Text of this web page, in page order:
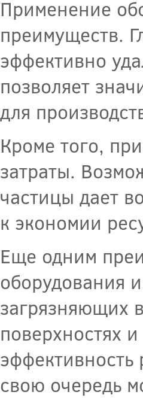
Применение
преимуществ.
эффективно
позволяет
для
Кроме того,
затраты.
частицы дает
к экономии
Еще одним
оборудования
загрязняющих
поверхностях
свою очередь